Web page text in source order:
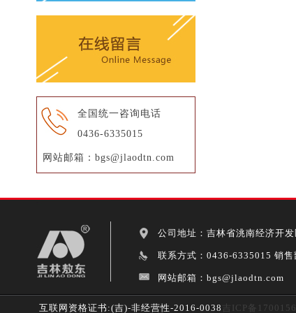
全国统一咨询电话
0436-6335015
网站邮箱：bgs@jlaodtn.com
公司地址：吉林省洮南经济开
联系方式：0436-6335015 销
网站邮箱：bgs@jlaodtn.com
互联网资格证书:(吉)-非经营性-2016-0038 吉ICP备